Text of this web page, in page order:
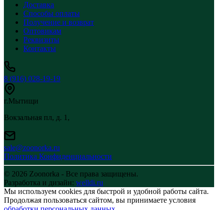
Доставка
Способы оплаты
Получение и возврат
Оптовикам
Реквизиты
Контакты
8 (916) 028-19-19
г.Мытищи
Вокзальная пл, д. 1,
sale@zoonorka.ru
Политика Конфиденциальности
© 2026 Zoonorka - Все права защищены.
Разработка и дизайн: welldi.ru
Мы используем cookies для быстрой и удобной работы сайта.
Продолжая пользоваться сайтом, вы принимаете условия